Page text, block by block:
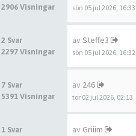
2906 Visningar
sön 05 jul 2026, 16:33
2 Svar
2297 Visningar
av Steffe3
sön 05 jul 2026, 16:32
7 Svar
5391 Visningar
av 246
tor 02 jul 2026, 02:13
1 Svar
av Griiim